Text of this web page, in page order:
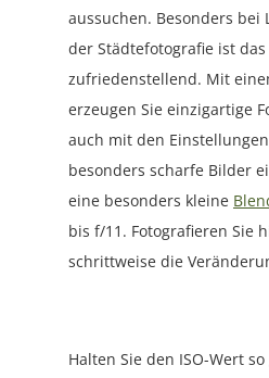
aussuchen. Besonders
der Städtefotografie ist
zufriedenstellend. Mit
erzeugen Sie einzigartige
auch mit den
besonders scharfe Bilder
eine besonders kleine
bis f/11. Fotografieren Sie
schrittweise die
Halten Sie den ISO-Wert